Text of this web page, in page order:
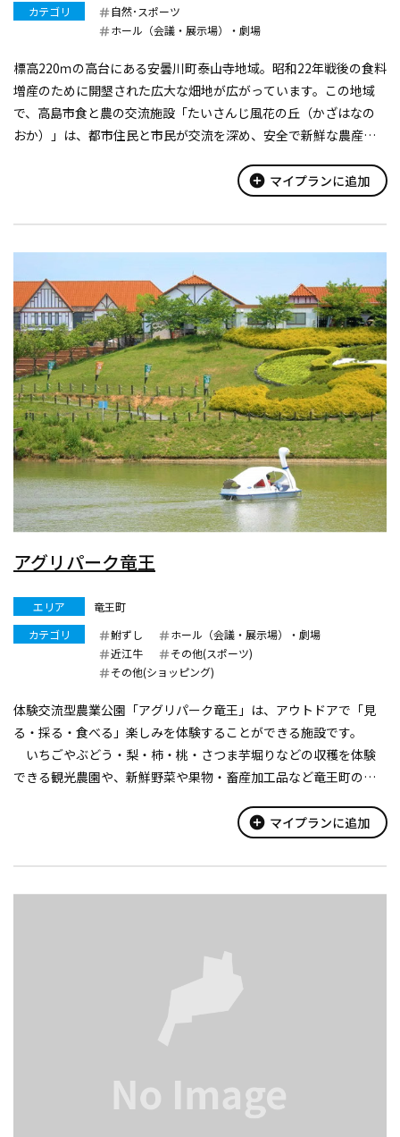
カテゴリ
自然･スポーツ
ホール（会議・展示場）・劇場
標高220ｍの高台にある安曇川町泰山寺地域。昭和22年戦後の食料
増産のために開墾された広大な畑地が広がっています。この地域
で、高島市食と農の交流施設「たいさんじ風花の丘（かざはなの
おか）」は、都市住民と市民が交流を深め、安全で新鮮な農産物
add_circle マイプランに追加
アグリパーク竜王
エリア
竜王町
カテゴリ
鮒ずし
ホール（会議・展示場）・劇場
近江牛
その他(スポーツ)
その他(ショッピング)
体験交流型農業公園「アグリパーク竜王」は、アウトドアで「見
る・採る・食べる」楽しみを体験することができる施設です。
いちごやぶどう・梨・柿・桃・さつま芋堀りなどの収穫を体験
できる観光農園や、新鮮野菜や果物・畜産加工品など竜王町の特
add_circle マイプランに追加